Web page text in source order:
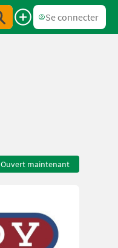
Se connecter
Ouvert maintenant